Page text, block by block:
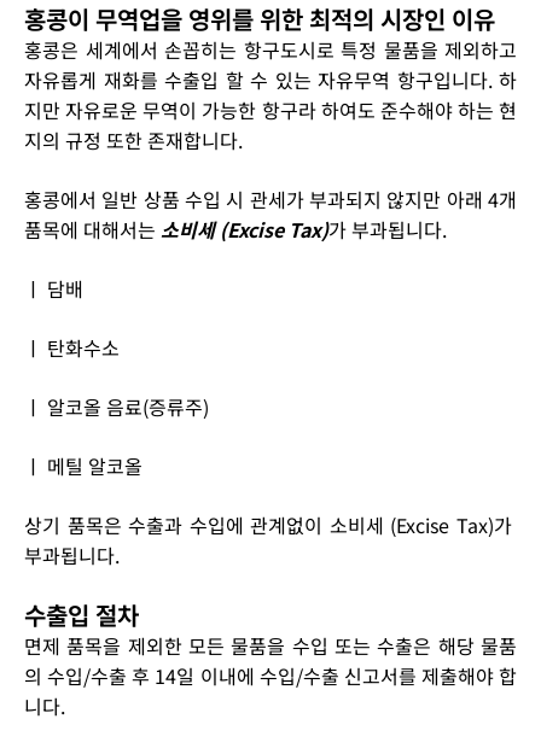
홍콩이 무역업을 영위를 위한 최적의 시장인 이유
홍콩은 세계에서 손꼽히는 항구도시로 특정 물품을 제외하고
자유롭게 재화를 수출입 할 수 있는 자유무역 항구입니다. 하
지만 자유로운 무역이 가능한 항구라 하여도 준수해야 하는 현
지의 규정 또한 존재합니다.
홍콩에서 일반 상품 수입 시 관세가 부과되지 않지만 아래 4개
품목에 대해서는 소비세 (Excise Tax)가 부과됩니다.
ㅣ 담배
ㅣ 탄화수소
ㅣ 알코올 음료(증류주)
ㅣ 메틸 알코올
상기 품목은 수출과 수입에 관계없이 소비세 (Excise Tax)가
부과됩니다.
수출입 절차
면제 품목을 제외한 모든 물품을 수입 또는 수출은 해당 물품
의 수입/수출 후 14일 이내에 수입/수출 신고서를 제출해야 합
니다.